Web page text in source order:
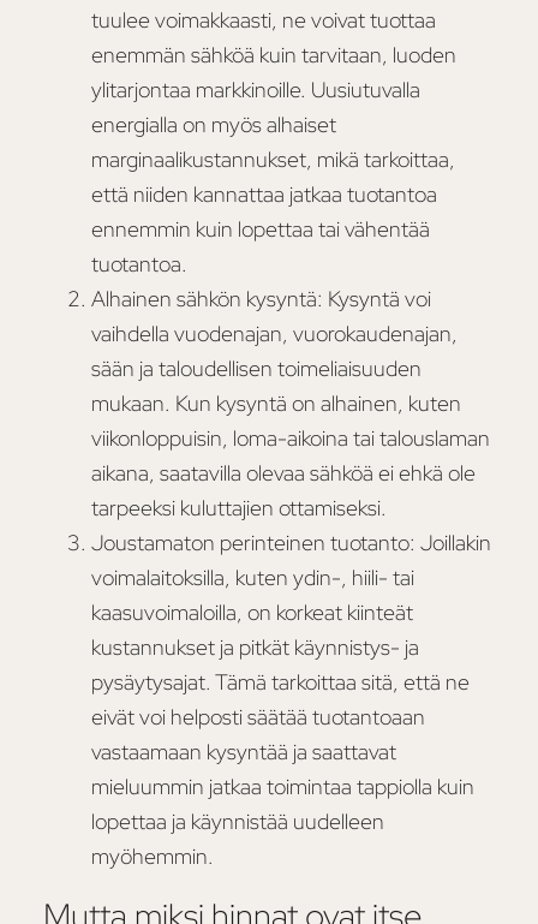
tuulee voimakkaasti, ne voivat tuottaa
enemmän sähköä kuin tarvitaan, luoden
ylitarjontaa markkinoille. Uusiutuvalla
energialla on myös alhaiset
marginaalikustannukset, mikä tarkoittaa,
että niiden kannattaa jatkaa tuotantoa
ennemmin kuin lopettaa tai vähentää
tuotantoa.
Alhainen sähkön kysyntä: Kysyntä voi
vaihdella vuodenajan, vuorokaudenajan,
sään ja taloudellisen toimeliaisuuden
mukaan. Kun kysyntä on alhainen, kuten
viikonloppuisin, loma-aikoina tai talouslaman
aikana, saatavilla olevaa sähköä ei ehkä ole
tarpeeksi kuluttajien ottamiseksi.
Joustamaton perinteinen tuotanto: Joillakin
voimalaitoksilla, kuten ydin-, hiili- tai
kaasuvoimaloilla, on korkeat kiinteät
kustannukset ja pitkät käynnistys- ja
pysäytysajat. Tämä tarkoittaa sitä, että ne
eivät voi helposti säätää tuotantoaan
vastaamaan kysyntää ja saattavat
mieluummin jatkaa toimintaa tappiolla kuin
lopettaa ja käynnistää uudelleen
myöhemmin.